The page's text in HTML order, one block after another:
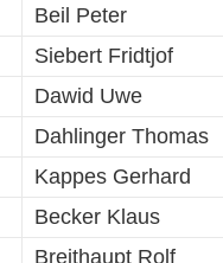
Beil Peter
Siebert Fridtjof
Dawid Uwe
Dahlinger Thomas
Kappes Gerhard
Becker Klaus
Breithaupt Rolf